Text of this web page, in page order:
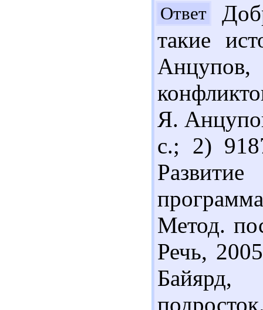
Ответ
такие
Я.
с.; 2)
Метод.
Речь,